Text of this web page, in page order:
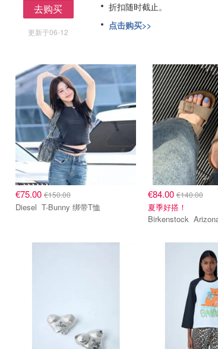
去购买
更新于06-12
折扣随时截止。
点击购买>>
€75.00 €150.00
Diesel T-Bunny 绑带T恤
€84.00€140.00
夏季好搭！
Birkenstock